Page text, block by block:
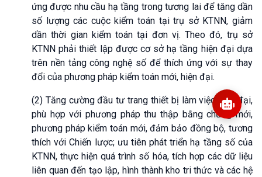
ứng được nhu cầu hạ tầng trong tương lai để tăng dần
số lượng các cuộc kiểm toán tại trụ sở KTNN, giảm
dần thời gian kiểm toán tại đơn vị. Theo đó, trụ sở
KTNN phải thiết lập được cơ sở hạ tầng hiện đại dựa
trên nền tảng công nghệ số để thích ứng với sự thay
đổi của phương pháp kiểm toán mới, hiện đại.
(2) Tăng cường đầu tư trang thiết bị làm việc hiện đại,
phù hợp với phương pháp thu thập bằng chứng mới,
phương pháp kiểm toán mới, đảm bảo đồng bộ, tương
thích với Chiến lược; ưu tiên phát triển hạ tầng số của
KTNN, thực hiện quá trình số hóa, tích hợp các dữ liệu
liên quan đến tạo lập, hình thành kho tri thức và các hệ